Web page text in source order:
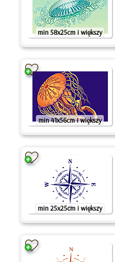
min 58x25cm i większy
min 41x56cm i większy
min 25x25cm i większy